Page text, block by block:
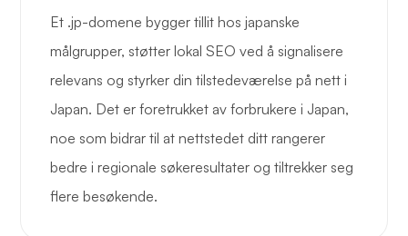
Et .jp-domene bygger tillit hos japanske
målgrupper, støtter lokal SEO ved å signalisere
relevans og styrker din tilstedeværelse på nett i
Japan. Det er foretrukket av forbrukere i Japan,
noe som bidrar til at nettstedet ditt rangerer
bedre i regionale søkeresultater og tiltrekker seg
flere besøkende.